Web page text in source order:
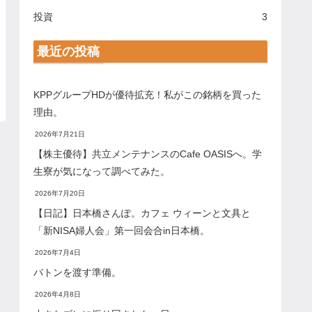
投資 3
最近の投稿
KPPグループHDが優待拡充！私がこの銘柄を買った
理由。
2026年7月21日
【株主優待】共立メンテナンスのCafe OASISへ。学
生寮が気になって調べてみた。
2026年7月20日
【日記】日本橋さんぽ。カフェ ウィーンと文具と
「新NISA婦人会」第一回会合in日本橋。
2026年7月4日
バトンを渡す準備。
2026年4月8日